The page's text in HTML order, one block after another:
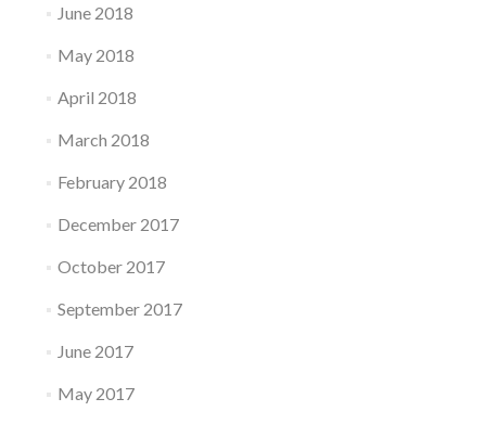
June 2018
May 2018
April 2018
March 2018
February 2018
December 2017
October 2017
September 2017
June 2017
May 2017